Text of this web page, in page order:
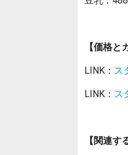
【価格と
LINK： ス
LINK： ス
【関連す